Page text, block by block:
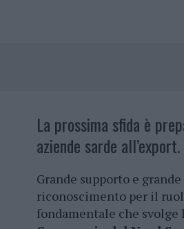
La prossima sfida è
aziende sarde all’export.
Grande supporto e grande
riconoscimento per il
fondamentale che svolge